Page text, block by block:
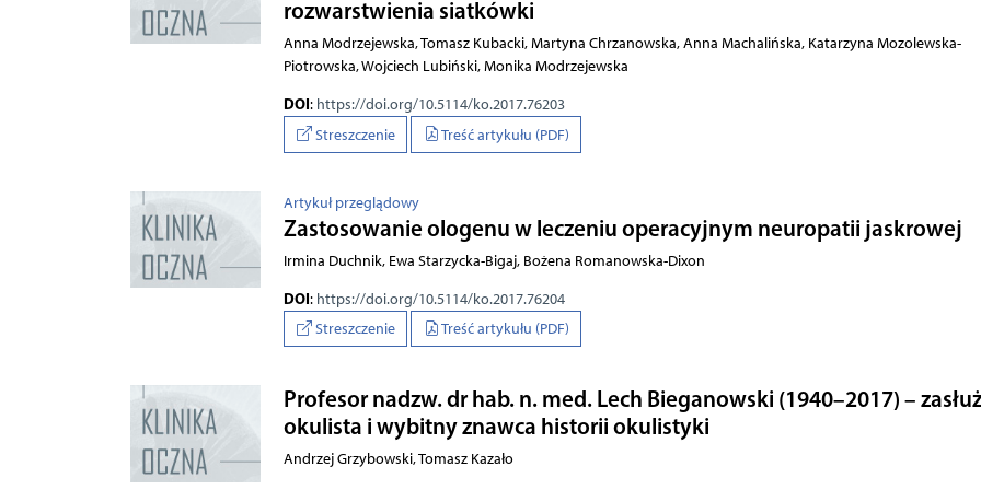
rozwarstwienia siatkówki
Anna Modrzejewska, Tomasz Kubacki, Martyna Chrzanowska, Anna Machalińska, Katarzyna Mozolewska-
Piotrowska, Wojciech Lubiński, Monika Modrzejewska
DOI: https://doi.org/10.5114/ko.2017.76203
Streszczenie
Treść artykułu (PDF)
Artykuł przeglądowy
Zastosowanie ologenu w leczeniu operacyjnym neuropatii jaskrowej
Irmina Duchnik, Ewa Starzycka-Bigaj, Bożena Romanowska-Dixon
DOI: https://doi.org/10.5114/ko.2017.76204
Streszczenie
Treść artykułu (PDF)
Profesor nadzw. dr hab. n. med. Lech Bieganowski (1940–2017) –
okulista i wybitny znawca historii okulistyki
Andrzej Grzybowski, Tomasz Kazało